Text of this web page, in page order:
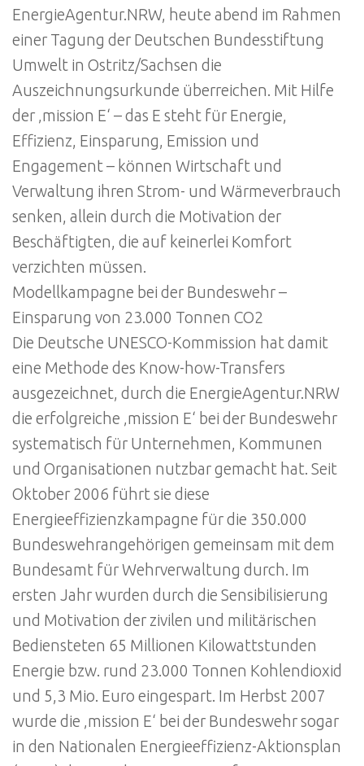
EnergieAgentur.NRW, heute abend im Rahmen
einer Tagung der Deutschen Bundesstiftung
Umwelt in Ostritz/Sachsen die
Auszeichnungsurkunde überreichen. Mit Hilfe
der ‚mission E‘ – das E steht für Energie,
Effizienz, Einsparung, Emission und
Engagement – können Wirtschaft und
Verwaltung ihren Strom- und Wärmeverbrauch
senken, allein durch die Motivation der
Beschäftigten, die auf keinerlei Komfort
verzichten müssen.
Modellkampagne bei der Bundeswehr –
Einsparung von 23.000 Tonnen CO2
Die Deutsche UNESCO-Kommission hat damit
eine Methode des Know-how-Transfers
ausgezeichnet, durch die EnergieAgentur.NRW
die erfolgreiche ‚mission E‘ bei der Bundeswehr
systematisch für Unternehmen, Kommunen
und Organisationen nutzbar gemacht hat. Seit
Oktober 2006 führt sie diese
Energieeffizienzkampagne für die 350.000
Bundeswehrangehörigen gemeinsam mit dem
Bundesamt für Wehrverwaltung durch. Im
ersten Jahr wurden durch die Sensibilisierung
und Motivation der zivilen und militärischen
Bediensteten 65 Millionen Kilowattstunden
Energie bzw. rund 23.000 Tonnen Kohlendioxid
und 5,3 Mio. Euro eingespart. Im Herbst 2007
wurde die ‚mission E‘ bei der Bundeswehr sogar
in den Nationalen Energieeffizienz-Aktionsplan